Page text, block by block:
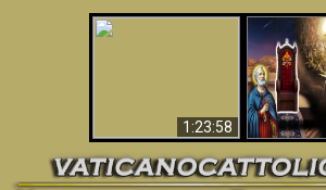
1:23:58
La Bibbia
70 anni